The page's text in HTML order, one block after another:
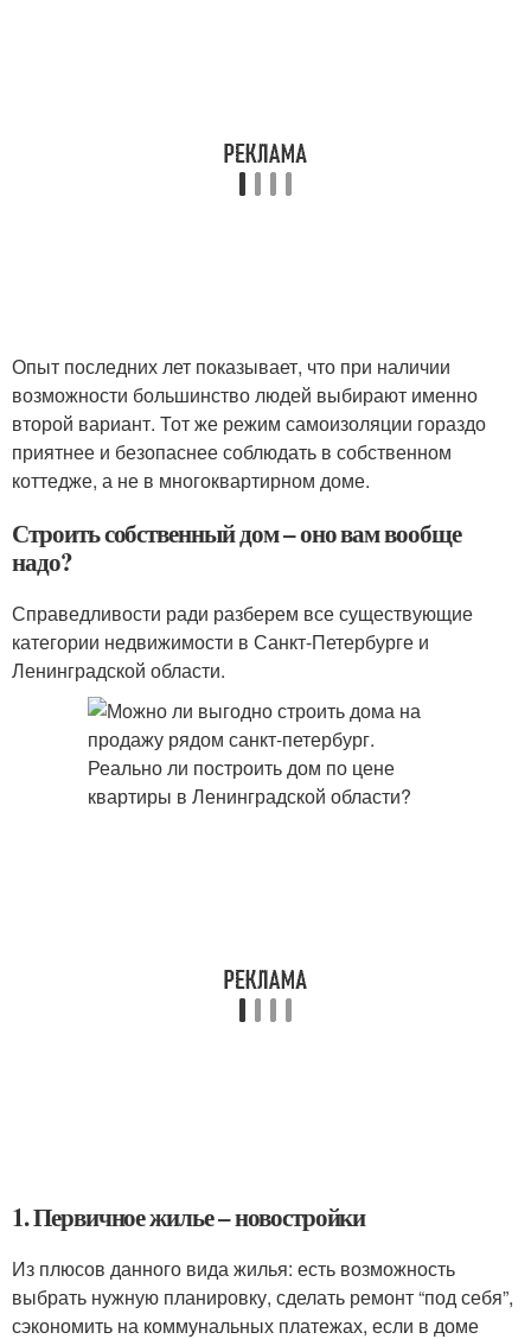
Опыт последних лет показывает, что при наличии
возможности большинство людей выбирают именно
второй вариант. Тот же режим самоизоляции гораздо
приятнее и безопаснее соблюдать в собственном
коттедже, а не в многоквартирном доме.
Строить собственный дом – оно вам вообще
надо?
Справедливости ради разберем все существующие
категории недвижимости в Санкт-Петербурге и
Ленинградской области.
1. Первичное жилье – новостройки
Из плюсов данного вида жилья: есть возможность
выбрать нужную планировку, сделать ремонт “под себя”,
сэкономить на коммунальных платежах, если в доме